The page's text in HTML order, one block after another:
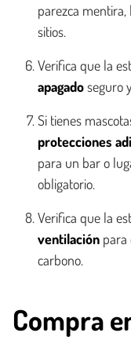
parezca
sitios.
Verifica que la
apagadoseguro
Si tienes
protecciones
para un bar o
obligatorio.
Verifica que la
ventilación para
carbono.
Compra